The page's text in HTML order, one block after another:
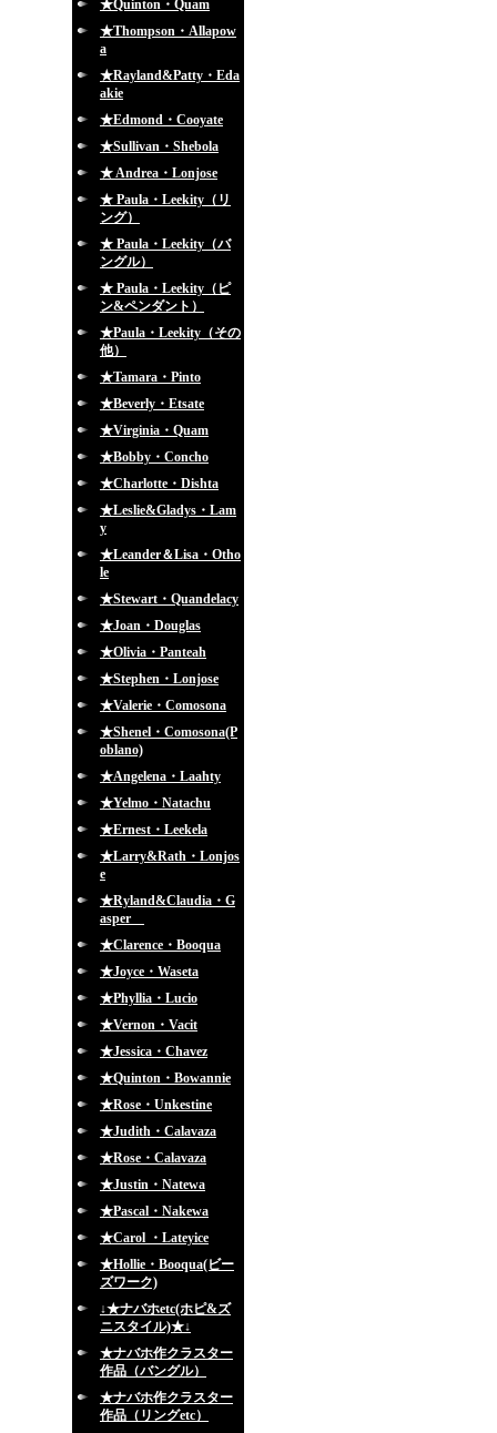
★Quinton・Quam
★Thompson・Allapow
a
★Rayland&Patty・Eda
akie
★Edmond・Cooyate
★Sullivan・Shebola
★ Andrea・Lonjose
★ Paula・Leekity（リ
ング）
★ Paula・Leekity（バ
ングル）
★ Paula・Leekity（ピ
ン&ペンダント）
★Paula・Leekity（その
他）
★Tamara・Pinto
★Beverly・Etsate
★Virginia・Quam
★Bobby・Concho
★Charlotte・Dishta
★Leslie&Gladys・Lam
y
★Leander＆Lisa・Otho
le
★Stewart・Quandelacy
★Joan・Douglas
★Olivia・Panteah
★Stephen・Lonjose
★Valerie・Comosona
★Shenel・Comosona(P
oblano)
★Angelena・Laahty
★Yelmo・Natachu
★Ernest・Leekela
★Larry&Rath・Lonjos
e
★Ryland&Claudia・G
asper
★Clarence・Booqua
★Joyce・Waseta
★Phyllia・Lucio
★Vernon・Vacit
★Jessica・Chavez
★Quinton・Bowannie
★Rose・Unkestine
★Judith・Calavaza
★Rose・Calavaza
★Justin・Natewa
★Pascal・Nakewa
★Carol ・Lateyice
★Hollie・Booqua(ビー
ズワーク)
↓★ナバホetc(ホピ&ズ
ニスタイル)★↓
★ナバホ作クラスター
作品（バングル）
★ナバホ作クラスター
作品（リングetc）